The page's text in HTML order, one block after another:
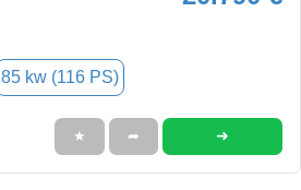
85 kw (116 PS)
★ ➦ ➜